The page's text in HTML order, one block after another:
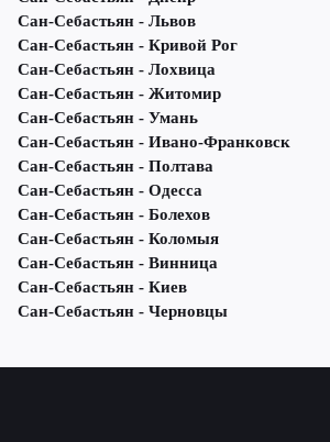
Сан-Себастьян - Львов
Сан-Себастьян - Кривой Рог
Сан-Себастьян - Лохвица
Сан-Себастьян - Житомир
Сан-Себастьян - Умань
Сан-Себастьян - Ивано-Франковск
Сан-Себастьян - Полтава
Сан-Себастьян - Одесса
Сан-Себастьян - Болехов
Сан-Себастьян - Коломыя
Сан-Себастьян - Винница
Сан-Себастьян - Киев
Сан-Себастьян - Черновцы